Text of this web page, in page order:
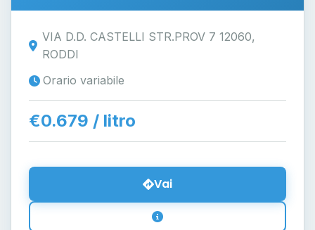
VIA D.D. CASTELLI STR.PROV 7 12060,
RODDI
Orario variabile
€0.679 / litro
Vai